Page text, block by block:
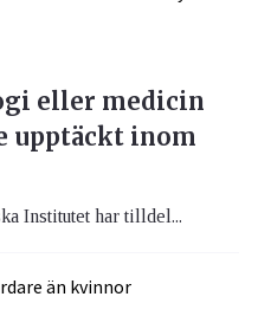
eller medicin
upptäckt inom
Institutet har tilldel...